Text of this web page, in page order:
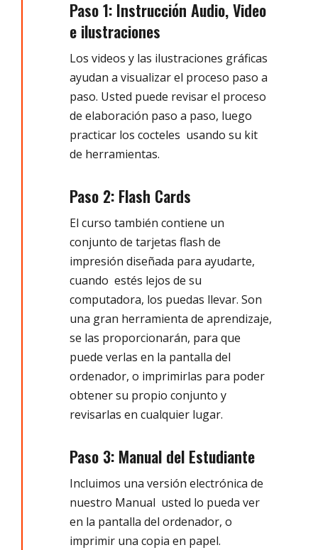
Paso 1: Instrucción Audio, Video
e ilustraciones
Los videos y las ilustraciones gráficas
ayudan a visualizar el proceso paso a
paso. Usted puede revisar el proceso
de elaboración paso a paso, luego
practicar los cocteles usando su kit
de herramientas.
Paso 2: Flash Cards
El curso también contiene un
conjunto de tarjetas flash de
impresión diseñada para ayudarte,
cuando estés lejos de su
computadora, los puedas llevar. Son
una gran herramienta de aprendizaje,
se las proporcionarán, para que
puede verlas en la pantalla del
ordenador, o imprimirlas para poder
obtener su propio conjunto y
revisarlas en cualquier lugar.
Paso 3: Manual del Estudiante
Incluimos una versión electrónica de
nuestro Manual usted lo pueda ver
en la pantalla del ordenador, o
imprimir una copia en papel.